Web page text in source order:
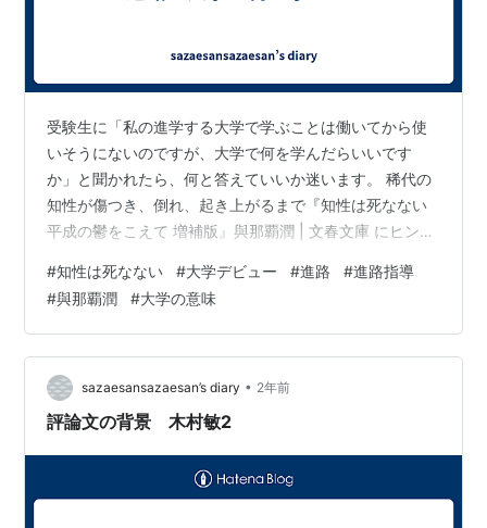
受験生に「私の進学する大学で学ぶことは働いてから使
いそうにないのですが、大学で何を学んだらいいです
か」と聞かれたら、何と答えていいか迷います。 稀代の
知性が傷つき、倒れ、起き上がるまで『知性は死なない
平成の鬱をこえて 増補版』與那覇潤 | 文春文庫 にヒント
か、格差社会とか、戦争責任といったまじめな話題につ
いて書かれているからといって、その文章が知的だとは
かぎりません。逆にタレントや流行といった軽めのテー
マを扱うエッセイにも、書き手の知性にあふれたものは
あります。 それは平常心ではだれもがわかっていること
でしょう。 しかし、大学や学問とい…
#知性は死なない #大学デビュー #進路 #進路指導
#與那覇潤 #大学の意味
sazaesansazaesan’s diary • 2年前
評論文の背景 木村敏2